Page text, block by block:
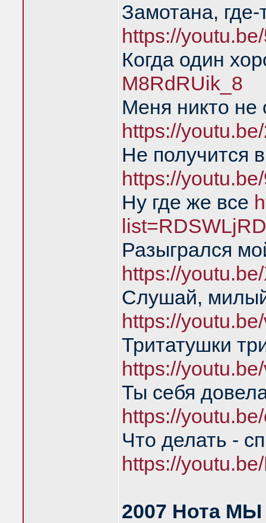
Замотана,
https://
Когда один
M8RdRUik_8
Меня никто
https://
Не получится
https://
Ну где же все
Разыгрался
https://
Слушай,
https://
Тритатушки
https://
Ты себя
https://
Что делать -
https://
2007 Нота МЫ